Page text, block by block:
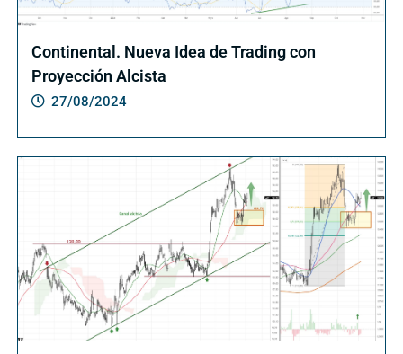
Continental. Nueva Idea de Trading con
Proyección Alcista
27/08/2024